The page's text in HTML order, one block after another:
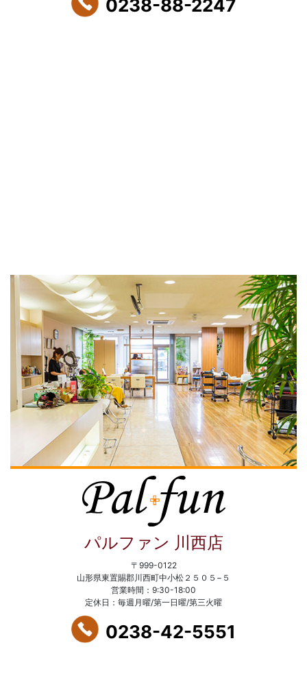
0238-88-2247
パルファン 川西店
〒999-0122
山形県東置賜郡川西町中小松２５０５−５
営業時間：9:30-18:00
定休日：毎週月曜/第一日曜/第三火曜
0238-42-5551